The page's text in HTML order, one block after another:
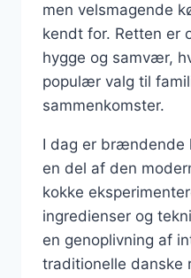
men velsmagende
kendt for. Retten er
hygge og samvær,
populær valg til
sammenkomster.
I dag er brændende
en del af den
kokke
ingredienser og
en genoplivning af
traditionelle danske